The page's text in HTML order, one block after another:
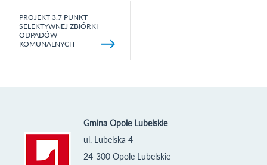
PROJEKT 3.7 PUNKT
SELEKTYWNEJ ZBIÓRKI
ODPADÓW
KOMUNALNYCH
Gmina Opole Lubelskie
ul. Lubelska 4
24-300 Opole Lubelskie